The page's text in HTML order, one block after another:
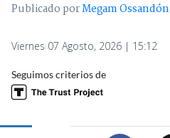
Publicado porMegam Ossandón
Viernes 07 Agosto, 2026 | 15:12
Seguimos criterios de